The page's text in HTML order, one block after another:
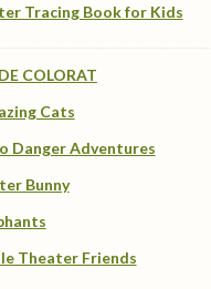
Tracing Book for Kids
COLORAT
Cats
Danger Adventures
Bunny
Theater Friends